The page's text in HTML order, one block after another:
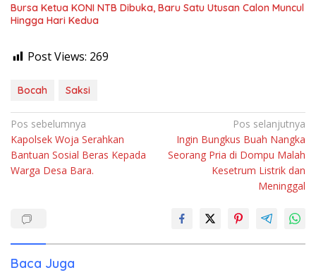
Bursa Ketua KONI NTB Dibuka, Baru Satu Utusan Calon Muncul
Hingga Hari Kedua
Post Views: 269
Bocah Saksi
Navigasi
pos
Pos sebelumnya
Kapolsek Woja Serahkan
Bantuan Sosial Beras Kepada
Warga Desa Bara.
Pos selanjutnya
Ingin Bungkus Buah Nangka
Seorang Pria di Dompu Malah
Kesetrum Listrik dan
Meninggal
Baca Juga